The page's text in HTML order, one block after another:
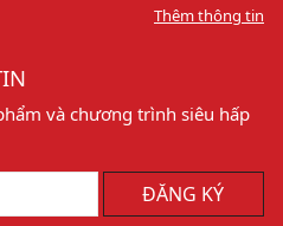
Thêm thông tin
và chương trình siêu hấp
ĐĂNG KÝ